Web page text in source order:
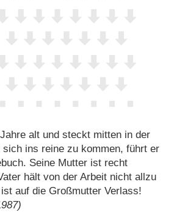
alt und steckt mitten in der
sich ins reine zu kommen, führt er
Seine Mutter ist recht
hält von der Arbeit nicht allzu
auf die Großmutter Verlass!